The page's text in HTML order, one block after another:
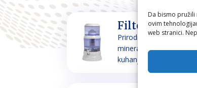
Da bismo
ovim
web stranici.
Filteri za vodu
Prirodno filtriranje i
mineraliziranje vode za
kuhanje